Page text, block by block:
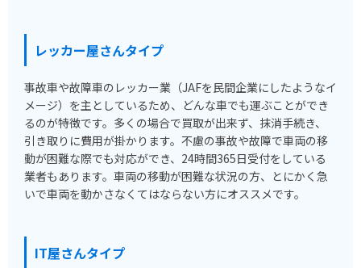
レッカー屋さんタイプ
事故車や故障車のレッカー業（JAFを民間企業にしたようなイ
メージ）を主としているため、どんな車でも運ぶことができ
るのが特徴です。多くの場合で買取が出来ず、抹消手続き、
引き取りに費用が掛かります。不慮の事故や故障で車両の移
動が困難な際でも対応ができ、24時間365日受付をしている
業者もあります。車両の移動が困難な状況の方、とにかく急
いで車両を動かさなくてはならない方にオススメです。
IT屋さんタイプ